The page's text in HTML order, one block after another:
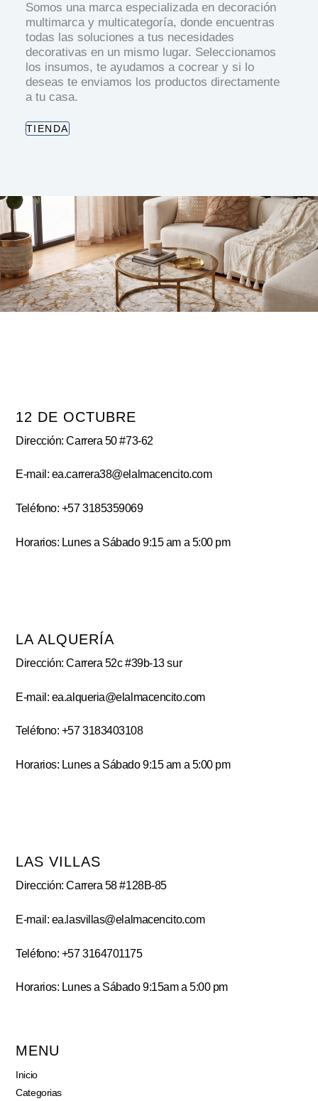
Somos una marca especializada en decoración
multimarca y multicategoría, donde encuentras
todas las soluciones a tus necesidades
decorativas en un mismo lugar. Seleccionamos
los insumos, te ayudamos a cocrear y si lo
deseas te enviamos los productos directamente
a tu casa.
TIENDA
12 DE OCTUBRE
Dirección: Carrera 50 #73-62
E-mail: ea.carrera38@elalmacencito.com
Teléfono: +57 3185359069
Horarios: Lunes a Sábado 9:15 am a 5:00 pm
LA ALQUERÍA
Dirección: Carrera 52c #39b-13 sur
E-mail: ea.alqueria@elalmacencito.com
Teléfono: +57 3183403108
Horarios: Lunes a Sábado 9:15 am a 5:00 pm
LAS VILLAS
Dirección: Carrera 58 #128B-85
E-mail: ea.lasvillas@elalmacencito.com
Teléfono: +57 3164701175
Horarios: Lunes a Sábado 9:15am a 5:00 pm
MENU
Inicio
Categorias